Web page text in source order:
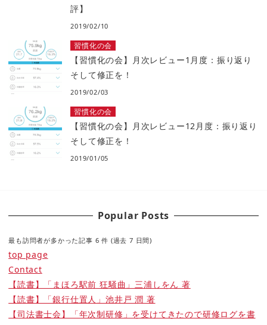
評】
2019/02/10
習慣化の会
【習慣化の会】月次レビュー1月度：振り返り
そして修正を！
2019/02/03
習慣化の会
【習慣化の会】月次レビュー12月度：振り返り
そして修正を！
2019/01/05
Popular Posts
最も訪問者が多かった記事 6 件 (過去 7 日間)
top page
Contact
【読書】「まほろ駅前 狂騒曲」三浦しをん 著
【読書】「銀行仕置人」池井戸 潤 著
【司法書士会】「年次制研修」を受けてきたので研修ログを書